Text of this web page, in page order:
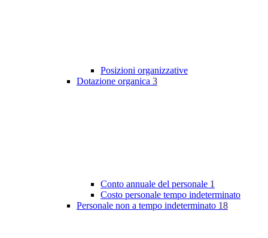
Posizioni organizzative
Dotazione organica 3
Conto annuale del personale 1
Costo personale tempo indeterminato
Personale non a tempo indeterminato 18